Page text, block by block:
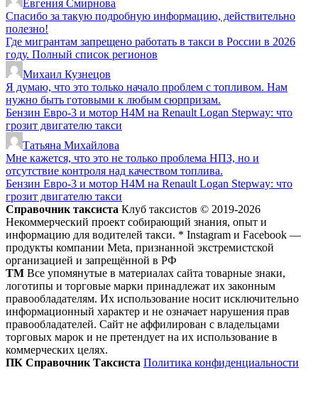
Евгения Смирнова
Спасибо за такую подробную информацию, действительно
полезно!
Где мигрантам запрещено работать в такси в России в 2026
году. Полный список регионов
Михаил Кузнецов
Я думаю, что это только начало проблем с топливом. Нам
нужно быть готовыми к любым сюрпризам.
Бензин Евро-3 и мотор H4M на Renault Logan Stepway: что
грозит двигателю такси
Татьяна Михайлова
Мне кажется, что это не только проблема НПЗ, но и
отсутствие контроля над качеством топлива.
Бензин Евро-3 и мотор H4M на Renault Logan Stepway: что
грозит двигателю такси
Справочник таксиста Клуб таксистов © 2019-2026
Некоммерческий проект собирающий знания, опыт и
информацию для водителей такси. * Instagram и Facebook —
продукты компании Meta, признанной экстремистской
организацией и запрещённой в РФ
ТМ Все упомянутые в материалах сайта товарные знаки,
логотипы и торговые марки принадлежат их законным
правообладателям. Их использование носит исключительно
информационный характер и не означает нарушения прав
правообладателей. Сайт не аффилирован с владельцами
торговых марок и не претендует на их использование в
коммерческих целях.
ПК Справочник Таксиста Политика конфиденциальности